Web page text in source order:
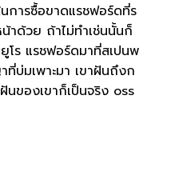
การซื้อขาดแรชฟอร์ดที่ร
าด้วย ถ้าไม่ทำเช่นนั้นก็
โร แรชฟอร์ดมาที่สเปนพ
บ่มเพาะมา เขาฝันถึงก
นของเขาก็เป็นจริง oss